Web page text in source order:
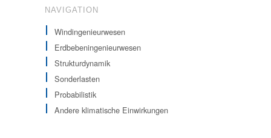
NAVIGATION
Windingenieurwesen
Erdbebeningenieurwesen
Strukturdynamik
Sonderlasten
Probabilistik
Andere klimatische Einwirkungen